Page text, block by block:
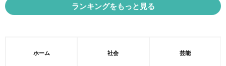
ランキングをもっと見る
ホーム 社会 芸能